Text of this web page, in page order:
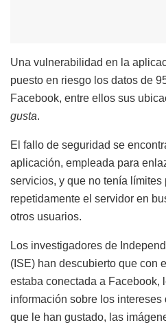
Una vulnerabilidad en la
puesto en riesgo los datos de
Facebook, entre ellos sus
gusta.
El fallo de seguridad se
aplicación, empleada para
servicios, y que no tenía límites
repetidamente el servidor en
otros usuarios.
Los investigadores de
(ISE) han descubierto que con
estaba conectada a Facebook,
información sobre los
que le han gustado, las